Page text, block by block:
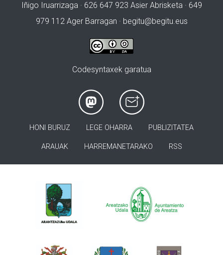
Iñigo Iruarrizaga · 626 647 923 Asier Abrisketa · 649
979 112 Ager Barragan · begitu@begitu.eus
Codesyntaxek garatua
HONI BURUZ LEGE OHARRA PUBLIZITATEA
ARAUAK HARREMANETARAKO RSS